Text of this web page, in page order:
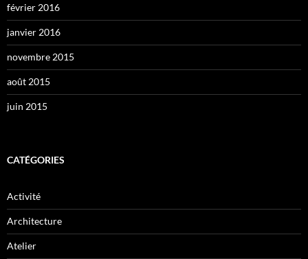
février 2016
janvier 2016
novembre 2015
août 2015
juin 2015
CATÉGORIES
Activité
Architecture
Atelier